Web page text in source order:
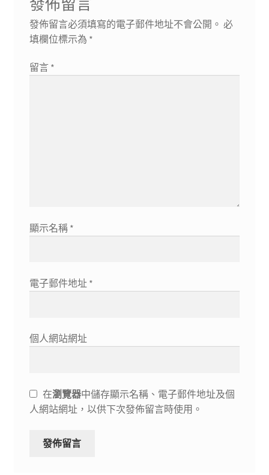
發佈留言
發佈留言必須填寫的電子郵件地址不會公開。 必
填欄位標示為 *
留言 *
顯示名稱 *
電子郵件地址 *
個人網站網址
在瀏覽器中儲存顯示名稱、電子郵件地址及個
人網站網址，以供下次發佈留言時使用。